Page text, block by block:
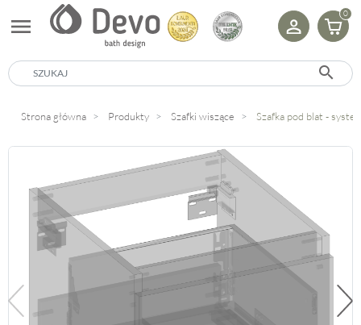
menu 0
search
Strona główna Produkty Szafki wiszące Szafka pod blat -
Poprzedni